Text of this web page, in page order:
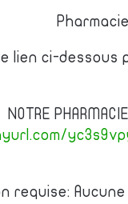
lien ci-dessous
NOTRE
requise: